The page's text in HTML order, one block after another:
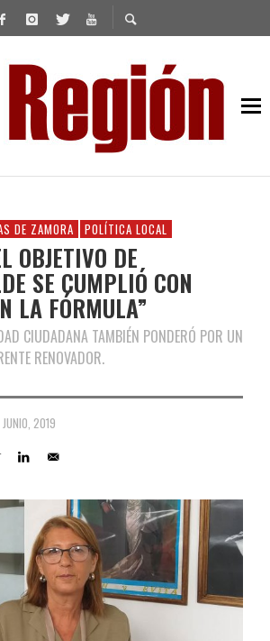
DE ZAMORA POLÍTICA LOCAL
OBJETIVO DE
SE CUMPLIÓ CON
LA FÓRMULA”
CIUDADANA TAMBIÉN PONDERÓ POR UN
RENOVADOR.
2019